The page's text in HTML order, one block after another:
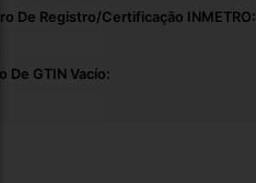
De Registro/certificação INMETRO:
De GTIN Vacío: